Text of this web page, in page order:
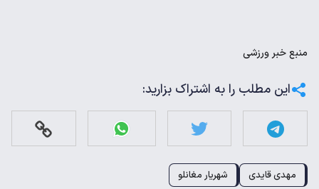
منبعخبر ورزشی
این مطلب را به اشتراک بزارید:
مهدی قایدی شهریار مغانلو